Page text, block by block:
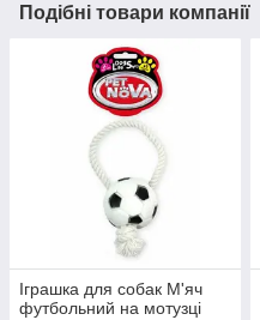
Подібні товари компанії
Іграшка для собак М'яч
футбольний на мотузці